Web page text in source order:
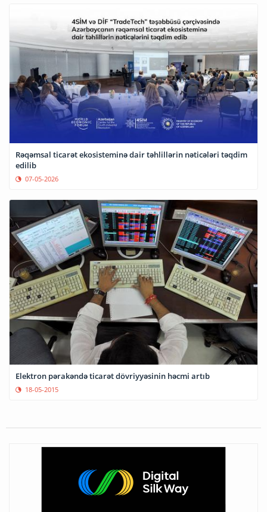
Rəqəmsal ticarət ekosisteminə dair təhlillərin nəticələri təqdim
edilib
07-05-2026
Elektron pərakəndə ticarət dövriyyəsinin həcmi artıb
18-05-2015